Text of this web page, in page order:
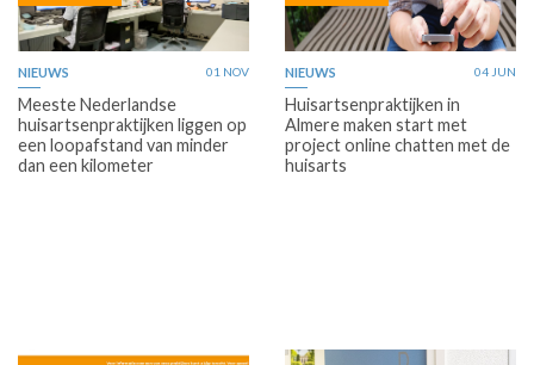
NIEUWS 01 NOV
Meeste Nederlandse
huisartsenpraktijken liggen op
een loopafstand van minder
dan een kilometer
NIEUWS 04 JUN
Huisartsenpraktijken in
Almere maken start met
project online chatten met de
huisarts